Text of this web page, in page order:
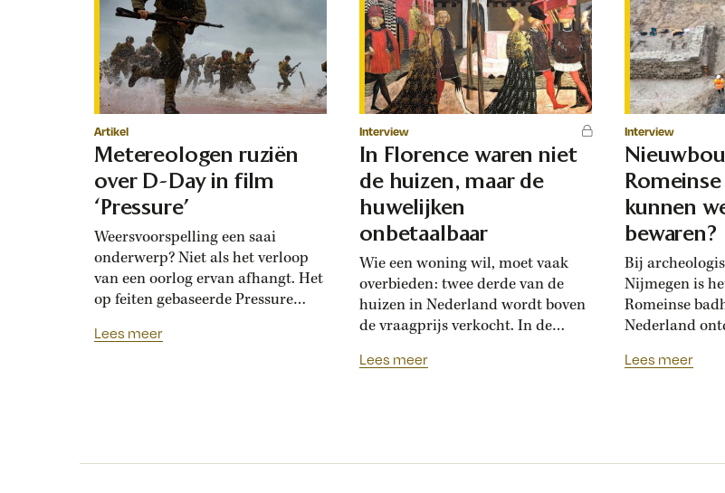
Artikel
Metereologen ruziën
over D-Day in film
‘Pressure’
Weersvoorspelling een saai
onderwerp? Niet als het verloop
van een oorlog ervan afhangt. Het
op feiten gebaseerde Pressure
tussen geallieerde meteorologen
maand eerder was gepland,
Lees meer
Interview
In Florence waren niet
de huizen, maar de
huwelijken
onbetaalbaar
Wie een woning wil, moet vaak
overbieden: twee derde van de
huizen in Nederland wordt boven
de vraagprijs verkocht. In de
ook last van overbiedingsgekte:
Lees meer
Interview
kunnen
bewaren?
Bij
Nijmegen is
Romeinse
Nederland
binnenkort
Lees meer